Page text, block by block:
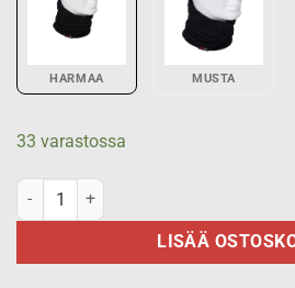
HARMAA MUSTA
33 varastossa
Tuubihuivi 100% merinovillasta, Harmaa
LISÄÄ